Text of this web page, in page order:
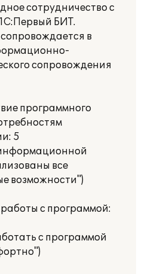
сотрудничество с
БИТ.
в
сопровождения
программного
5
все
возможности")
работы с программой:
с программой